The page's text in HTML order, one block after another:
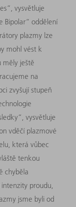
vysvětluje
Bipolar“ oddělení
plazmy lze
mohl vést k
měly ještě
na
zvyšují stupeň
vysvětluje
vděčí plazmové
která vůbec
tenkou
chyběla
proudu,
jsme byli od